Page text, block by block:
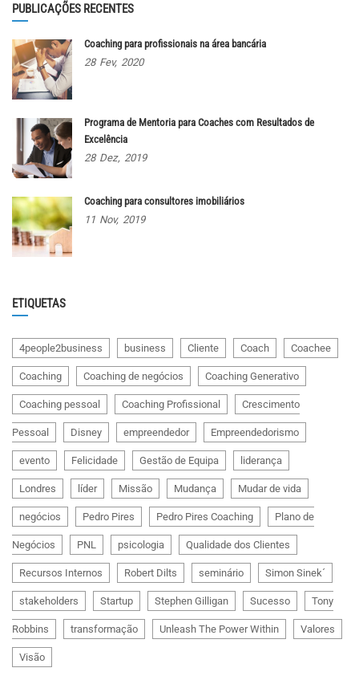
PUBLICAÇÕES RECENTES
Coaching para profissionais na área bancária
28 Fev, 2020
Programa de Mentoria para Coaches com Resultados de
Excelência
28 Dez, 2019
Coaching para consultores imobiliários
11 Nov, 2019
ETIQUETAS
4people2business business Cliente Coach Coachee
Coaching Coaching de negócios Coaching Generativo
Coaching pessoal Coaching Profissional Crescimento
Pessoal Disney empreendedor Empreendedorismo
evento Felicidade Gestão de Equipa liderança
Londres líder Missão Mudança Mudar de vida
negócios Pedro Pires Pedro Pires Coaching Plano de
Negócios PNL psicologia Qualidade dos Clientes
Recursos Internos Robert Dilts seminário Simon Sinek´
stakeholders Startup Stephen Gilligan Sucesso Tony
Robbins transformação Unleash The Power Within Valores
Visão